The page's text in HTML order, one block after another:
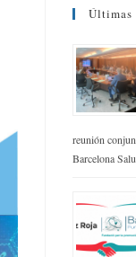
Últimas
reunión
Barcelona